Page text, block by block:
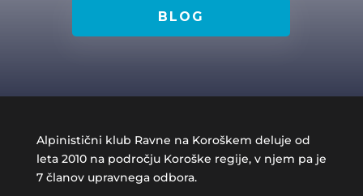
BLOG
Alpinistični klub Ravne na Koroškem deluje od
leta 2010 na področju Koroške regije, v njem pa je
7 članov upravnega odbora.